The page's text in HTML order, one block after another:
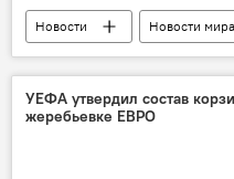
Новости Новости мира
Россия
УЕФА утвердил состав
жеребьевке ЕВРО